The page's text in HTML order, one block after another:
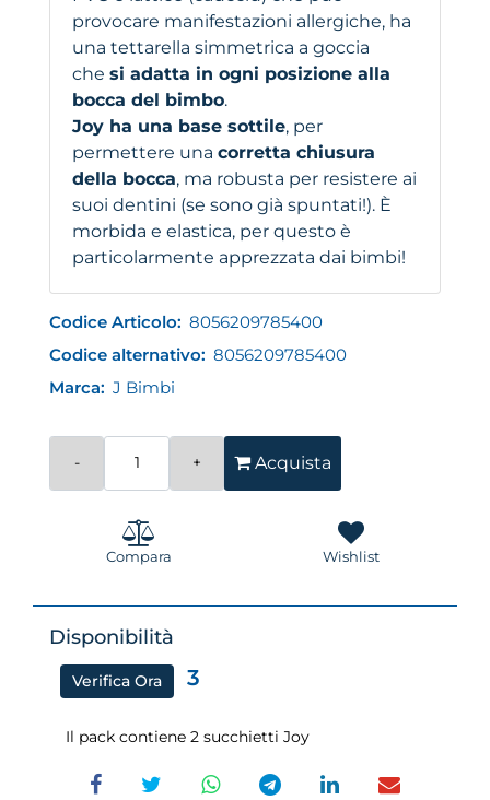
provocare manifestazioni allergiche, ha
una tettarella simmetrica a goccia
che si adatta in ogni posizione alla
bocca del bimbo.
Joy ha una base sottile, per
permettere una corretta chiusura
della bocca, ma robusta per resistere ai
suoi dentini (se sono già spuntati!). È
morbida e elastica, per questo è
particolarmente apprezzata dai bimbi!
Codice Articolo: 8056209785400
Codice alternativo: 8056209785400
Marca: J Bimbi
Acquista
Compara Wishlist
Disponibilità
Verifica Ora 3
Il pack contiene 2 succhietti Joy